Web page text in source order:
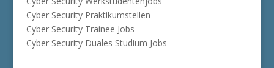
Cyber Security Praktikumstellen
Cyber Security Trainee Jobs
Cyber Security Duales Studium Jobs